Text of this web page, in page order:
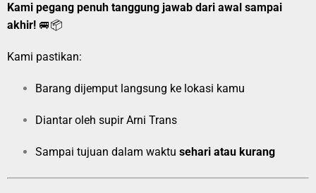
Kami pegang penuh tanggung jawab dari awal sampai
akhir! 🚐📦
Kami pastikan:
Barang dijemput langsung ke lokasi kamu
Diantar oleh supir Arni Trans
Sampai tujuan dalam waktu sehari atau kurang